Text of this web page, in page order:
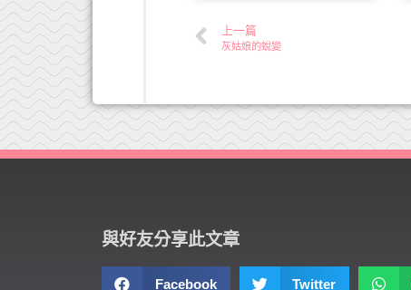
上一篇
灰姑娘的蛻變
與好友分享此文章
Facebook Twitter